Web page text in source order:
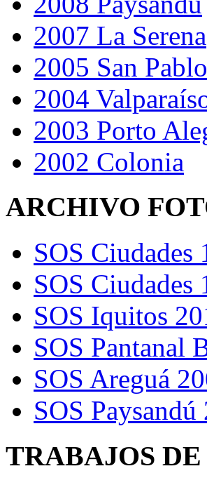
2007 La Serena
2005 San Pablo
2004
2003 Porto
2002 Colonia
ARCHIVO
SOS Ciudades
SOS Ciudades
SOS Iquitos
SOS Pantanal
SOS Areguá
SOS Paysandú
TRABAJOS